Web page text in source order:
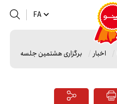
FA
اخبار برگزاری هشتمین جلسه شورای